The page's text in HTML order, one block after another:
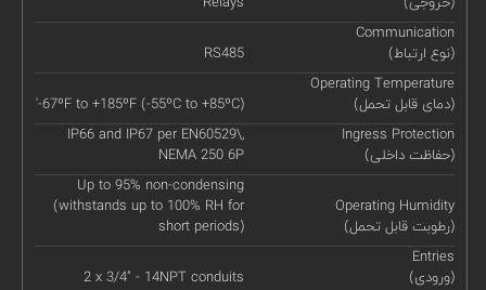
Communication
(نوع ارتباط)
RS485
Operating Temperature
(دمای قابل تحمل)
'-67ºF to +185ºF (-55ºC to +85ºC)
Ingress Protection
(حفاظت داخلی)
IP66 and IP67 per EN60529\,
NEMA 250 6P
Operating Humidity
(رطوبت قابل تحمل)
Up to 95% non-condensing
(withstands up to 100% RH for
short periods)
Entries
(ورودی)
2 x 3/4" - 14NPT conduits